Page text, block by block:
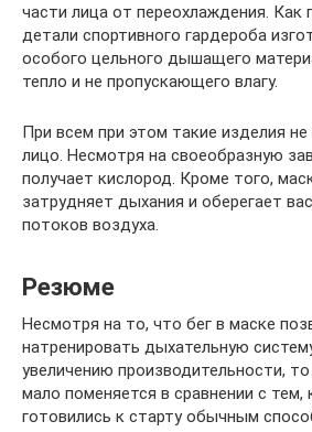
части лица от переохлаждения. Как
детали спортивного гардероба
особого цельного дышащего
тепло и не пропускающего влагу.
При всем при этом такие изделия
лицо. Несмотря на своеобразную
получает кислород. Кроме того,
затрудняет дыхания и оберегает
потоков воздуха.
Резюме
Несмотря на то, что бег в маске
натренировать дыхательную
увеличению производительности,
мало поменяется в сравнении с тем,
готовились к старту обычным